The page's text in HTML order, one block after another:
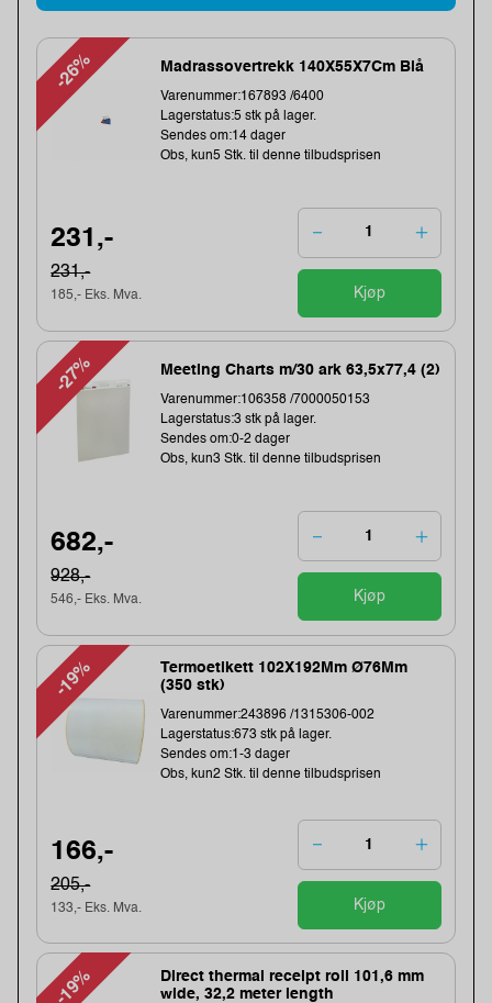
-26% Madrassovertrekk 140X55X7Cm Blå
Varenummer:167893 /6400
Lagerstatus:5 stk på lager.
Sendes om:14 dager
Obs, kun5 Stk. til denne tilbudsprisen
231,-
231,-
185,- Eks. Mva. Kjøp
-27% Meeting Charts m/30 ark 63,5x77,4 (2)
Varenummer:106358 /7000050153
Lagerstatus:3 stk på lager.
Sendes om:0-2 dager
Obs, kun3 Stk. til denne tilbudsprisen
682,-
928,-
546,- Eks. Mva. Kjøp
-19%
Termoetikett 102X192Mm Ø76Mm
(350 stk)
Varenummer:243896 /1315306-002
Lagerstatus:673 stk på lager.
Sendes om:1-3 dager
Obs, kun2 Stk. til denne tilbudsprisen
166,-
205,-
133,- Eks. Mva. Kjøp
-19%
Direct thermal receipt roll 101,6 mm
wide, 32,2 meter length